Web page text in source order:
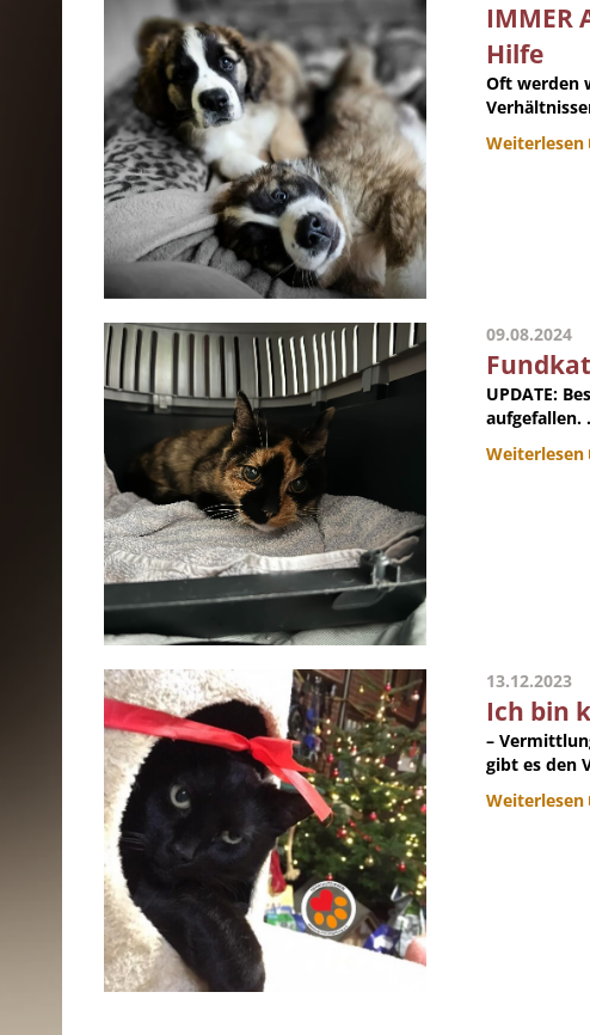
IMMER
Hilfe
Oft werden
Weiterlesen
09.08.2024
UPDATE:
aufgefallen.
Weiterlesen
13.12.2023
Ich bin
–
gibt es den
Weiterlesen